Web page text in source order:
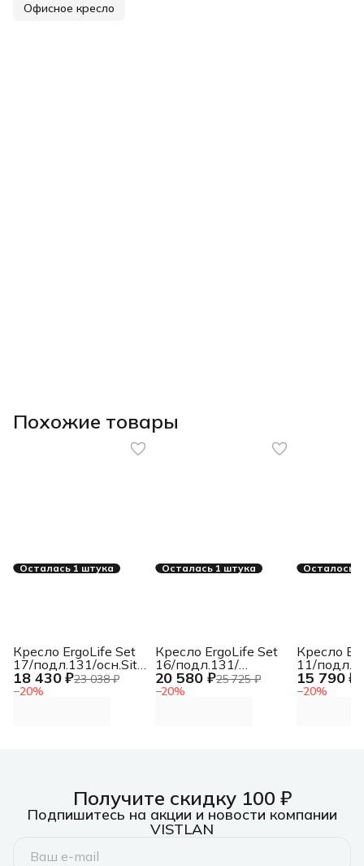
Офисное кресло
Похожие товары
Осталась 1 штука
18 430 ₽23 038 ₽
−20%
Кресло ErgoLife Set
17/подл.131/осн.Sit
052, Черный
5AD.16.1.2A3
Осталась 1 штука
20 580 ₽25 725 ₽
−20%
Кресло ErgoLife Set
16/подл.131/
осн.Synchro 052,
Черный 1D1.16.1.403
Осталось
15 790 ₽
−20%
Кресло
11/
001,
Получите скидку 100 ₽
Подпишитесь на акции и новости компании
VISTLAN